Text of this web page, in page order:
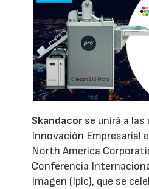
Skandacorse unirá a las
Innovación Empresarial
North America
Conferencia
Imagen (Ipic), que se